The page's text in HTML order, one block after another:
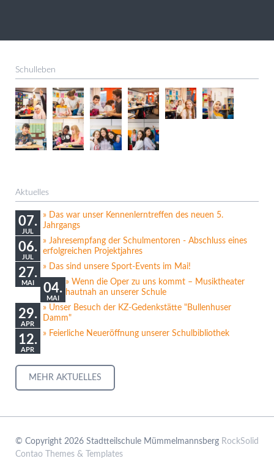
Schulleben
Aktuelles
07.
JUL
Das war unser Kennenlerntreffen des neuen 5.
Jahrgangs
06.
JUL
Jahresempfang der Schulmentoren - Abschluss eines
erfolgreichen Projektjahres
27.
MAI
Das sind unsere Sport-Events im Mai!
04.
MAI
Wenn die Oper zu uns kommt – Musiktheater
hautnah an unserer Schule
29.
APR
Unser Besuch der KZ-Gedenkstätte "Bullenhuser
Damm"
12.
APR
Feierliche Neueröffnung unserer Schulbibliothek
MEHR AKTUELLES
© Copyright 2026 Stadtteilschule Mümmelmannsberg RockSolid
Contao Themes & Templates